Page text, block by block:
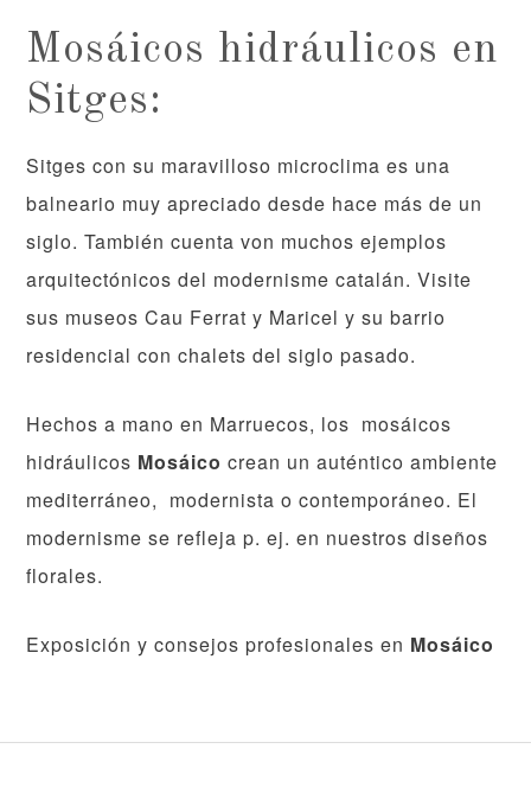
Mosáicos hidráulicos en
Sitges:
Sitges con su maravilloso microclima es una
balneario muy apreciado desde hace más de un
siglo. También cuenta von muchos ejemplos
arquitectónicos del modernisme catalán. Visite
sus museos Cau Ferrat y Maricel y su barrio
residencial con chalets del siglo pasado.
Hechos a mano en Marruecos, los mosáicos
hidráulicos Mosáico crean un auténtico ambiente
mediterráneo, modernista o contemporáneo. El
modernisme se refleja p. ej. en nuestros diseños
florales.
Exposición y consejos profesionales en Mosáico